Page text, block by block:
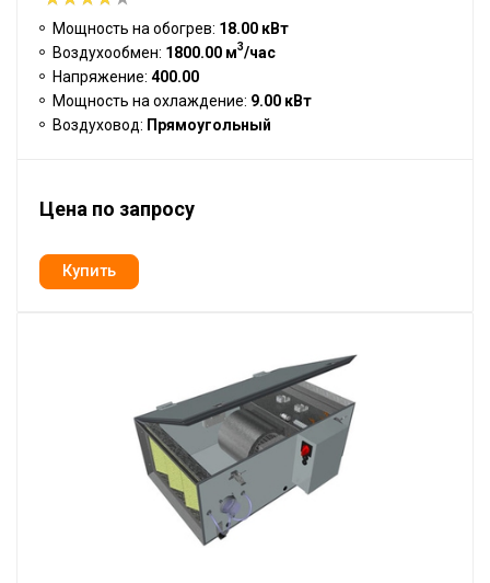
Мощность на обогрев: 18.00 кВт
Воздухообмен: 1800.00 м3/час
Напряжение: 400.00
Мощность на охлаждение: 9.00 кВт
Воздуховод: Прямоугольный
Цена по запросу